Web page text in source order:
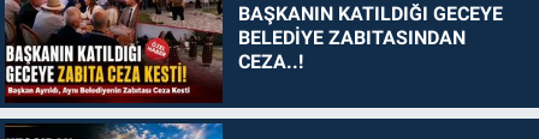
BAŞKANIN KATILDIĞI GECEYE
BELEDİYE ZABITASINDAN
CEZA..!